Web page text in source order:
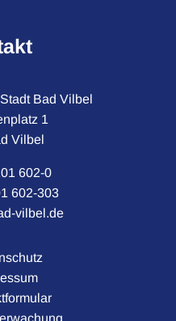
Bad Vilbel
1
Vilbel
602-0
602-303
vilbel.de